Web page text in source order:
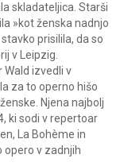
skladateljica. Starši
»kot ženska nadnjo
prisilila, da so
v Leipzig.
Wald izvedli v
za to operno hišo
Njena najbolj
ki sodi v repertoar
La Bohème in
opero v zadnjih